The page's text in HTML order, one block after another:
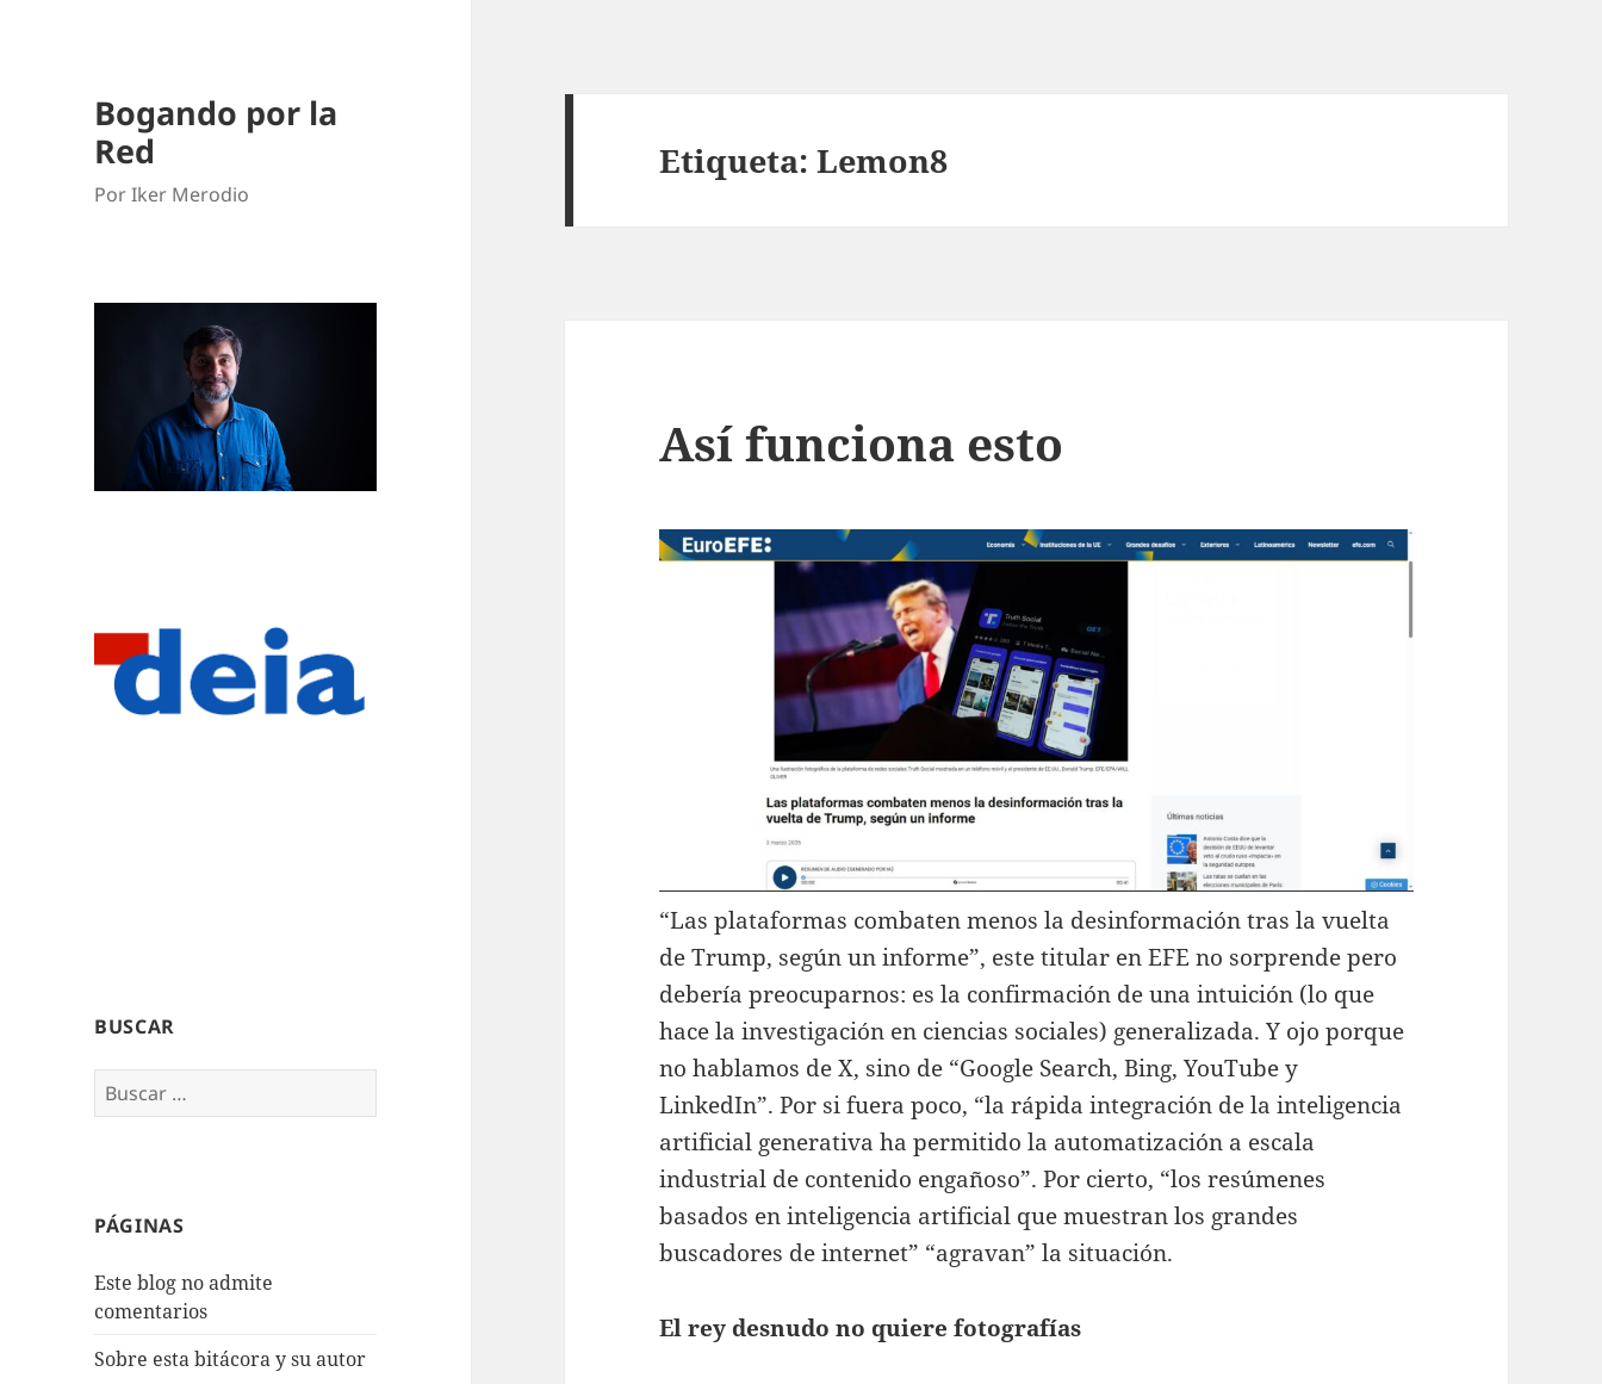
Bogando por la
Red
Por Iker Merodio
BUSCAR
Buscar:
PÁGINAS
Este blog no admite
comentarios
Sobre esta bitácora y su autor
Etiqueta:Lemon8
Así funciona esto
“Las plataformas combaten menos la desinformación tras la vuelta
de Trump, según un informe”, este titular en EFE no sorprende pero
debería preocuparnos: es la confirmación de una intuición (lo que
hace la investigación en ciencias sociales) generalizada. Y ojo porque
no hablamos de X, sino de “Google Search, Bing, YouTube y
LinkedIn”. Por si fuera poco, “la rápida integración de la inteligencia
artificial generativa ha permitido la automatización a escala
industrial de contenido engañoso”. Por cierto, “los resúmenes
basados en inteligencia artificial que muestran los grandes
buscadores de internet” “agravan” la situación.
El rey desnudo no quiere fotografías